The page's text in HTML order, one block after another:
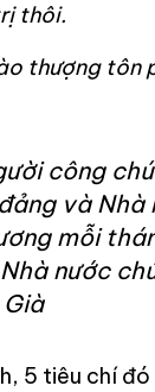
thôi.
thượng
công
và
mỗi
nước
5 tiêu chí